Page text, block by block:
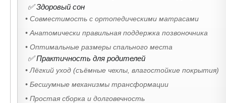
✅ Здоровый сон
• Совместимость с ортопедическими матрасами
• Анатомически правильная поддержка позвоночника
• Оптимальные размеры спального места
✅ Практичность для родителей
• Лёгкий уход (съёмные чехлы, влагостойкие покрытия)
• Бесшумные механизмы трансформации
• Простая сборка и долговечность